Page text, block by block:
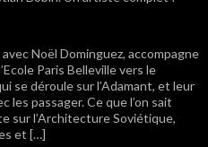
Noël Dominguez, accompagne
Paris Belleville vers le
se déroule sur l’Adamant, et leur
les passager. Ce que l’on sait
sur l’Architecture Soviétique,
et […]